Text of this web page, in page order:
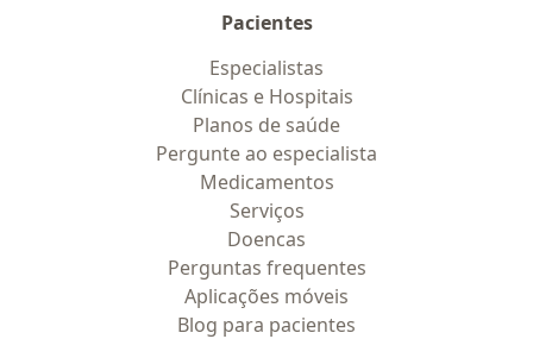
Pacientes
Especialistas
Clínicas e Hospitais
Planos de saúde
Pergunte ao especialista
Medicamentos
Serviços
Doencas
Perguntas frequentes
Aplicações móveis
Blog para pacientes